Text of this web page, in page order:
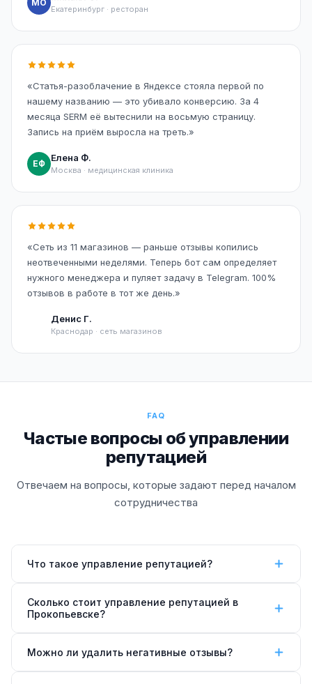
МО
Екатеринбург · ресторан
«Статья-разоблачение в Яндексе стояла первой по
нашему названию — это убивало конверсию. За 4
месяца SERM её вытеснили на восьмую страницу.
Запись на приём выросла на треть.»
ЕФ
Елена Ф.
Москва · медицинская клиника
«Сеть из 11 магазинов — раньше отзывы копились
неотвеченными неделями. Теперь бот сам определяет
нужного менеджера и пуляет задачу в Telegram. 100%
отзывов в работе в тот же день.»
Денис Г.
Краснодар · сеть магазинов
FAQ
Частые вопросы об управлении
репутацией
Отвечаем на вопросы, которые задают перед началом
сотрудничества
Что такое управление репутацией?
формированию и защите образа компании в
положительных отзывов и SERM — вытеснение
Сколько стоит управление репутацией в
Прокопьевске?
₽/мес. Стандарт (+ работа с негативом +
стимулирование) —от 45 000 ₽/мес. Комплекс
Можно ли удалить негативные отзывы?